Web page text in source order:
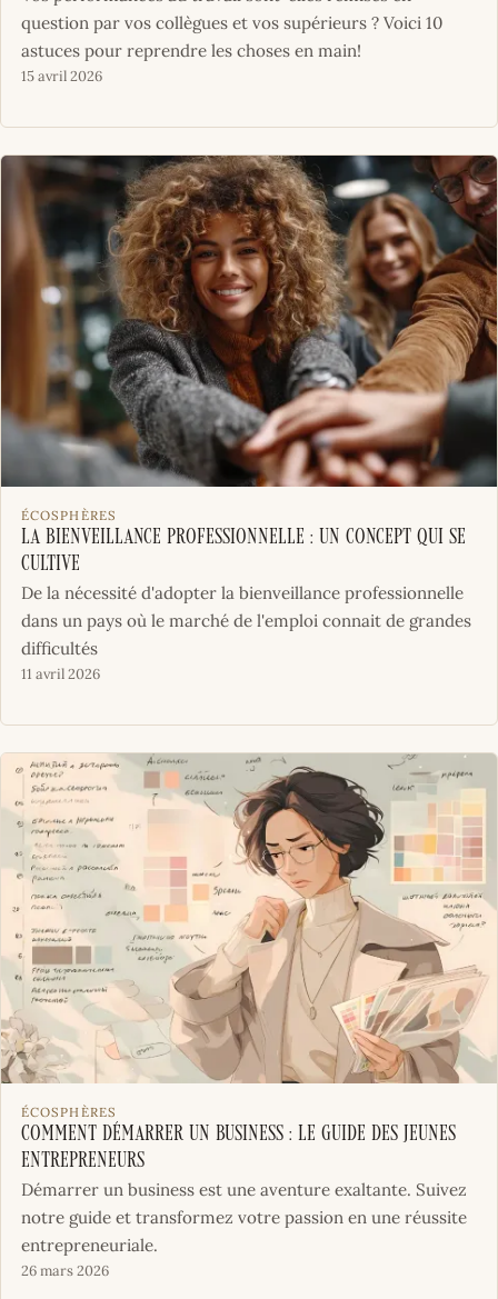
question par vos collègues et vos supérieurs ? Voici 10
astuces pour reprendre les choses en main!
15 avril 2026
ÉCOSPHÈRES
La bienveillance professionnelle : un concept qui se
cultive
De la nécessité d'adopter la bienveillance professionnelle
dans un pays où le marché de l'emploi connait de grandes
difficultés
11 avril 2026
ÉCOSPHÈRES
Comment démarrer un business : le guide des jeunes
entrepreneurs
Démarrer un business est une aventure exaltante. Suivez
notre guide et transformez votre passion en une réussite
entrepreneuriale.
26 mars 2026